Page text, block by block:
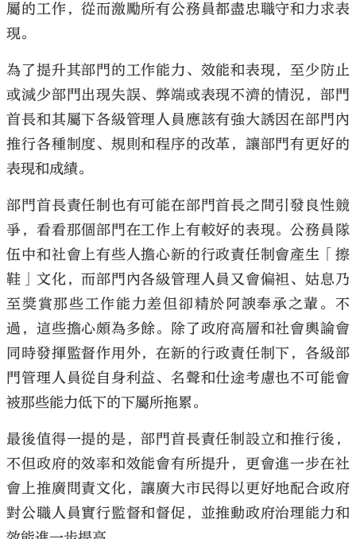
屬的工作，從而激勵所有公務員都盡忠職守和力求表
現。
為了提升其部門的工作能力、效能和表現，至少防止
或減少部門出現失誤、弊端或表現不濟的情況，部門
首長和其屬下各級管理人員應該有強大誘因在部門內
推行各種制度、規則和程序的改革，讓部門有更好的
表現和成績。
部門首長責任制也有可能在部門首長之間引發良性競
爭，看看那個部門在工作上有較好的表現。公務員隊
伍中和社會上有些人擔心新的行政責任制會產生「擦
鞋」文化，而部門內各級管理人員又會偏袒、姑息乃
至獎賞那些工作能力差但卻精於阿諛奉承之輩。不
過，這些擔心頗為多餘。除了政府高層和社會輿論會
同時發揮監督作用外，在新的行政責任制下，各級部
門管理人員從自身利益、名聲和仕途考慮也不可能會
被那些能力低下的下屬所拖累。
最後值得一提的是，部門首長責任制設立和推行後，
不但政府的效率和效能會有所提升，更會進一步在社
會上推廣問責文化，讓廣大市民得以更好地配合政府
對公職人員實行監督和督促，並推動政府治理能力和